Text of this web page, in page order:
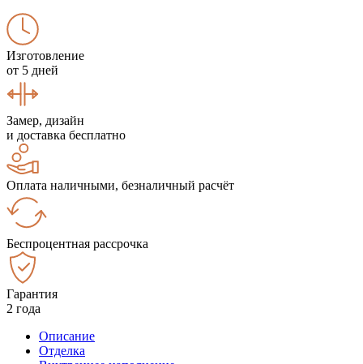
Изготовление
от 5 дней
Замер, дизайн
и доставка бесплатно
Оплата наличными, безналичный расчёт
Беспроцентная рассрочка
Гарантия
2 года
Описание
Отделка